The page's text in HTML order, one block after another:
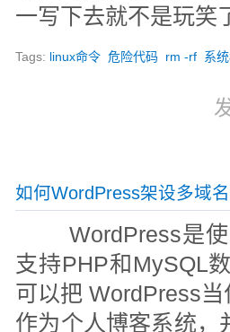
一写下去就不是玩笑
Tags: linux命令 危险代码 rm -rf 系
如何WordPress架设多域
WordPress是使
支持PHP和MySQL
可以把 WordPress
作为个人博客系统，